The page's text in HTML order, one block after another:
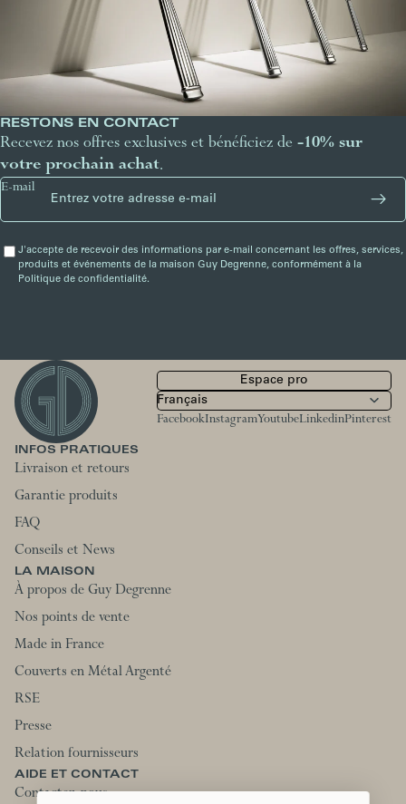
RESTONS EN CONTACT
Recevez nos offres exclusives et bénéficiez de -10% sur
votre prochain achat.
E-mail
J'accepte de recevoir des informations par e-mail concernant les offres, services,
produits et événements de la maison Guy Degrenne, conformément à la
Politique de confidentialité.
Espace pro
FacebookInstagramYoutubeLinkedinPinterest
INFOS PRATIQUES
Livraison et retours
Garantie produits
FAQ
Conseils et News
LA MAISON
À propos de Guy Degrenne
Nos points de vente
Made in France
Couverts en Métal Argenté
RSE
Presse
Relation fournisseurs
AIDE ET CONTACT
Contactez-nous